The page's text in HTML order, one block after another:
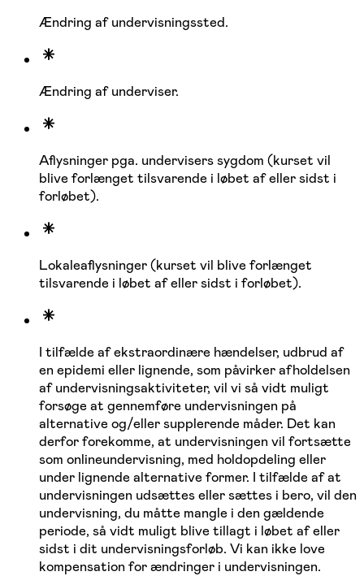
Ændring af undervisningssted.
Ændring af underviser.
Aflysninger pga. undervisers sygdom (kurset vil
blive forlænget tilsvarende i løbet af eller sidst i
forløbet).
Lokaleaflysninger (kurset vil blive forlænget
tilsvarende i løbet af eller sidst i forløbet).
I tilfælde af ekstraordinære hændelser, udbrud af
en epidemi eller lignende, som påvirker afholdelsen
af undervisningsaktiviteter, vil vi så vidt muligt
forsøge at gennemføre undervisningen på
alternative og/eller supplerende måder. Det kan
derfor forekomme, at undervisningen vil fortsætte
som onlineundervisning, med holdopdeling eller
under lignende alternative former. I tilfælde af at
undervisningen udsættes eller sættes i bero, vil den
undervisning, du måtte mangle i den gældende
periode, så vidt muligt blive tillagt i løbet af eller
sidst i dit undervisningsforløb. Vi kan ikke love
kompensation for ændringer i undervisningen.